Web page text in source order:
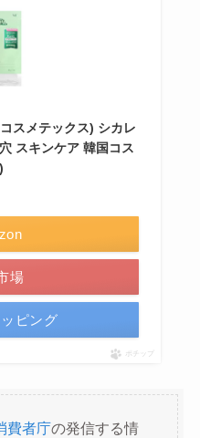
スメテックス) シカレ
スキンケア 韓国コス
場
ピング
ポチップ
費者庁の発信する情